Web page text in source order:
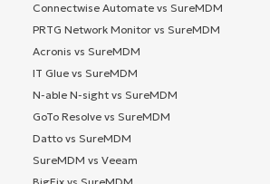
Connectwise Automate vs SureMDM
PRTG Network Monitor vs SureMDM
Acronis vs SureMDM
IT Glue vs SureMDM
N-able N-sight vs SureMDM
GoTo Resolve vs SureMDM
Datto vs SureMDM
SureMDM vs Veeam